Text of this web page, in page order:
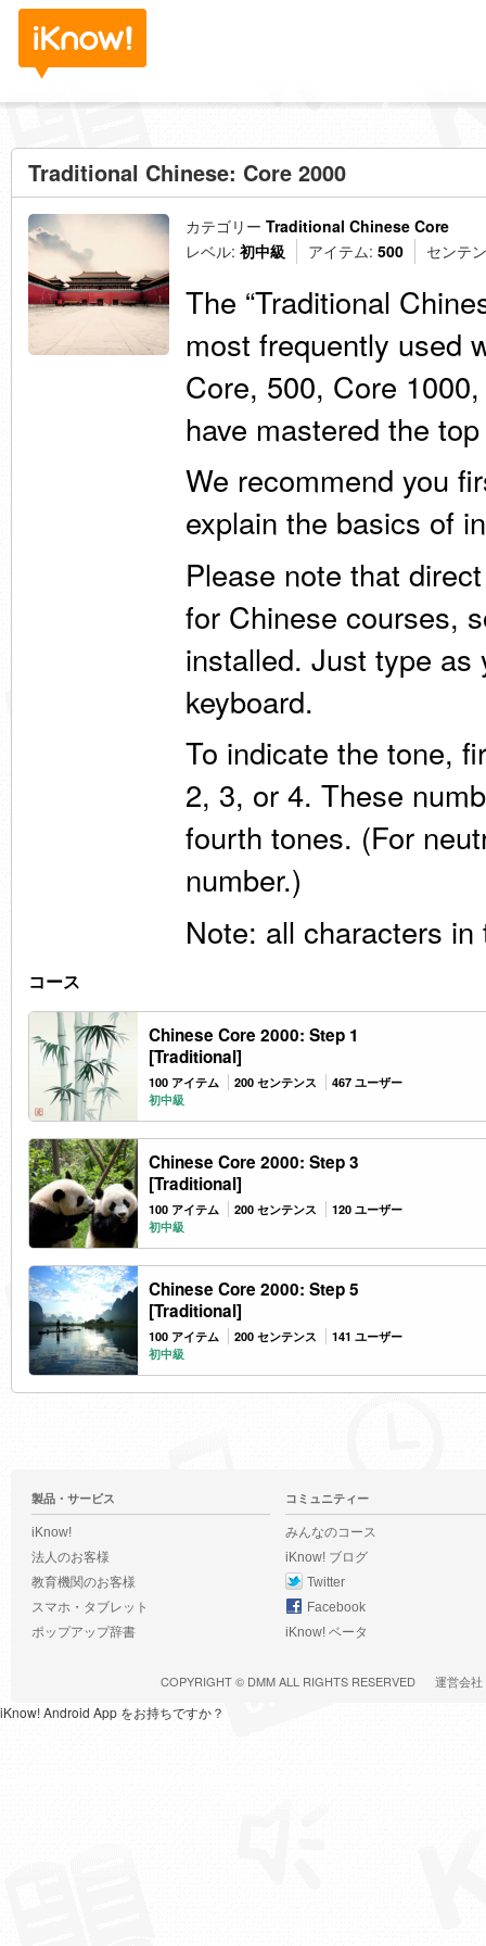
Traditional Chinese: Core 2000
カテゴリー Traditional Chinese Core
レベル: 初中級 アイテム: 500 センテ
The “Traditional
most frequently used
Core, 500, Core
have mastered the
We recommend you
explain the basics of
Please note that
for Chinese courses,
installed. Just type as
keyboard.
To indicate the tone,
2, 3, or 4. These
fourth tones. (For
number.)
Note: all characters
コース
Chinese Core 2000: Step 1
[Traditional]
100 アイテム 200 センテンス
467 ユーザー
初中級
Chinese Core 2000: Step 3
[Traditional]
100 アイテム 200 センテンス
120 ユーザー
初中級
Chinese Core 2000: Step 5
[Traditional]
100 アイテム 200 センテンス
141 ユーザー
初中級
製品・サービス
iKnow!
法人のお客様
教育機関のお客様
スマホ・タブレット
ポップアップ辞書
コミュニティー
みんなのコース
iKnow! ブログ
Twitter
Facebook
iKnow! ベータ
COPYRIGHT © DMMALL RIGHTS RESERVED 運営会社
iKnow! Android App をお持ちですか？